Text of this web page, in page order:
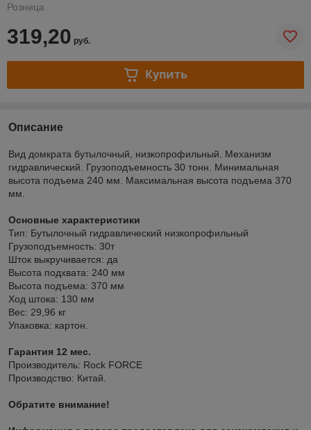
Розница
319,20 руб.
Купить
Описание
Вид домкрата бутылочный, низкопрофильный. Механизм
гидравлический. Грузоподъемность 30 тонн. Минимальная
высота подъема 240 мм. Максимальная высота подъема 370
мм.
Основные характеристики
Тип: Бутылочный гидравлический низкопрофильный
Грузоподъемность: 30т
Шток выкручивается: да
Высота подхвата: 240 мм
Высота подъема: 370 мм
Ход штока: 130 мм
Вес: 29,96 кг
Упаковка: картон.
Гарантия 12 мес.
Производитель: Rock FORCE
Производство: Китай.
Обратите внимание!